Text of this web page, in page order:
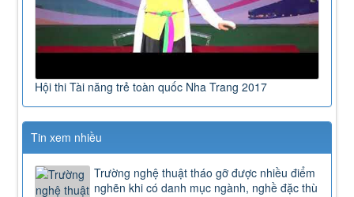
Hội thi Tài năng trẻ toàn quốc Nha Trang 2017
Tin xem nhiều
Trường nghệ thuật tháo gỡ được nhiều điểm
nghẽn khi có danh mục ngành, nghề đặc thù